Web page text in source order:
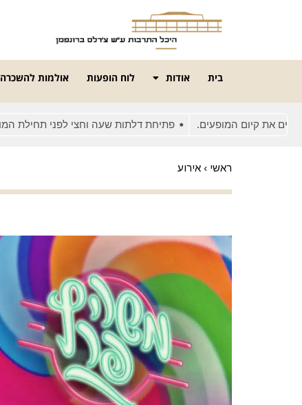
בית אודות לוח הופעות אולמות להשכרה
קיום המופעים. פתיחת דלתות שעה וחצי לפני תחילת המופע
ראשי › אירוע